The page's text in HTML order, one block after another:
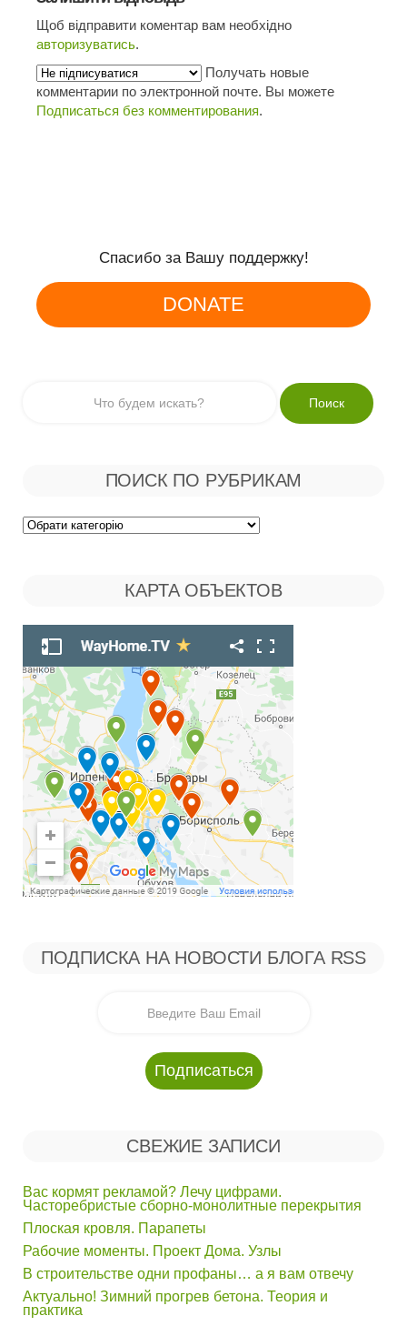
Щоб відправити коментар вам необхідно
авторизуватись.
Получать новые
комментарии по электронной почте. Вы можете
Подписаться без комментирования.
Спасибо за Вашу поддержку!
DONATE
ПОИСК ПО РУБРИКАМ
Поиск
КАРТА ОБЪЕКТОВ
ПОДПИСКА НА НОВОСТИ БЛОГА RSS
СВЕЖИЕ ЗАПИСИ
Вас кормят рекламой? Лечу цифрами.
Часторебристые сборно-монолитные перекрытия
Плоская кровля. Парапеты
Рабочие моменты. Проект Дома. Узлы
В строительстве одни профаны… а я вам отвечу
Актуально! Зимний прогрев бетона. Теория и
практика